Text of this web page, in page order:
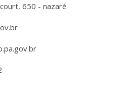
650 - nazaré